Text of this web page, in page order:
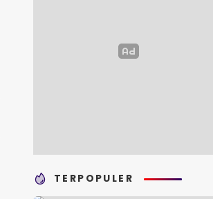
TERPOPULER